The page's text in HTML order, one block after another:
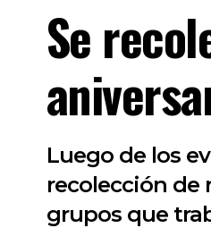
Se
Luego de los
recolección de
grupos que